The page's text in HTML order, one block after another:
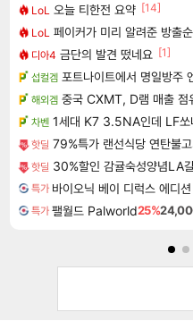
LoL 오늘 티한전 요약 [14]
LoL 페이커가 미리 알려준 방출
디아4 금단의 발견 떴네요 [1]
섭컬겜 포트나이트에서 명일방주
해외겜 중국 CXMT, D램 매출
차벤 1세대 K7 3.5NA인데 LF쏘나타
핫딜 79%특가 랜선식당 연탄불
핫딜 30%할인 감귤숙성양념LA
특가
특가 팰월드 Palworld25%